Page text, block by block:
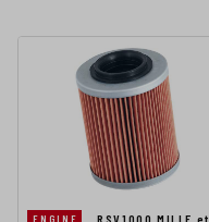
ENGINE
RSV1000 MILLE